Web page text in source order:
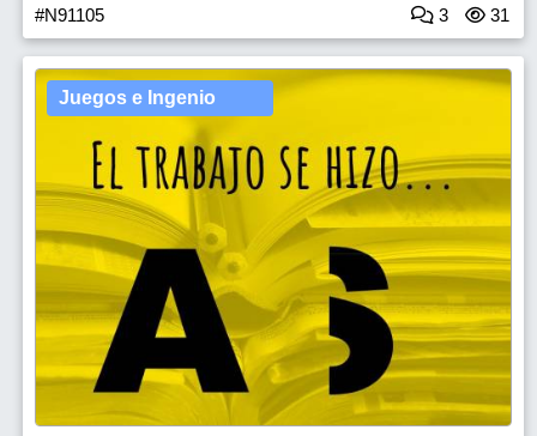
#N91105 3 31
Juegos e Ingenio